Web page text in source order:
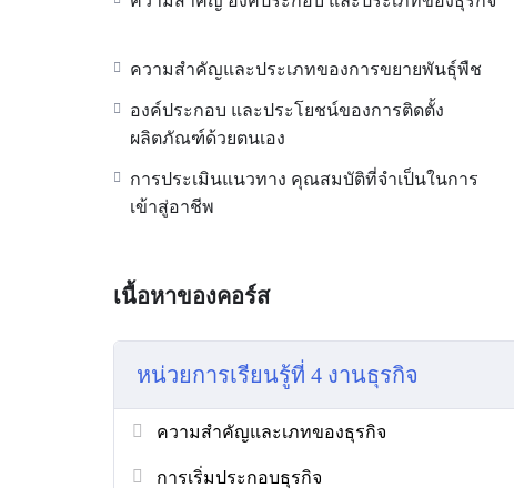
ความสำคัญและประเภทของการขยายพันธุ์พืช
องค์ประกอบ และประโยชน์ของการติดตั้ง
ผลิตภัณฑ์ด้วยตนเอง
การประเมินแนวทาง คุณสมบัติที่จำเป็นในการ
เข้าสู่อาชีพ
เนื้อหาของคอร์ส
หน่วยการเรียนรู้ที่ 4 งานธุรกิจ
ความสำคัญและเภทของธุรกิจ
การเริ่มประกอบธุรกิจ